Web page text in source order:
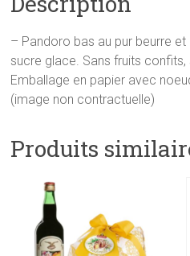
– Pandoro bas au pur beurre
sucre glace. Sans fruits confits,
Emballage en papier avec
(image non contractuelle)
Produits